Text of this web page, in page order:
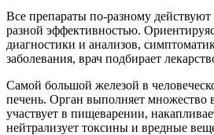
Все препараты по-разному
разной эффективностью.
диагностики и анализов,
заболевания, врач подбирает
Самой большой железой в
печень. Орган выполняет
участвует в пищеварении,
нейтрализует токсины и вредные